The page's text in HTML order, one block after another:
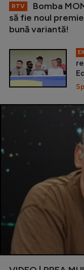
RTV
Bomba
să fie noul
bună variantă!